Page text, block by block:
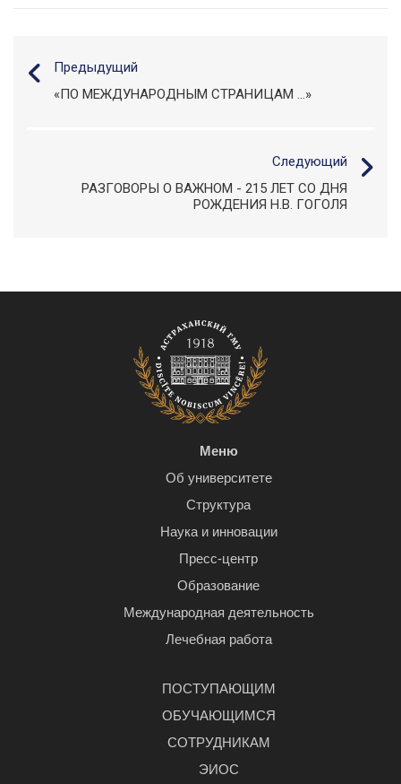
Предыдущий
«ПО МЕЖДУНАРОДНЫМ СТРАНИЦАМ …»
Следующий
РАЗГОВОРЫ О ВАЖНОМ - 215 ЛЕТ СО ДНЯ
РОЖДЕНИЯ Н.В. ГОГОЛЯ
Меню
Об университете
Структура
Наука и инновации
Пресс-центр
Образование
Международная деятельность
Лечебная работа
ПОСТУПАЮЩИМ
ОБУЧАЮЩИМСЯ
СОТРУДНИКАМ
ЭИОС